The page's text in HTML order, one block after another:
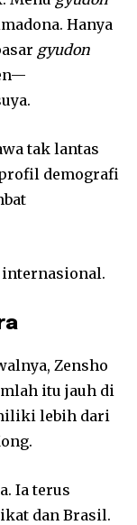
Hanya
gyudon
tak lantas
demografi
Zensho
itu jauh di
lebih dari
Ia terus
dan Brasil.